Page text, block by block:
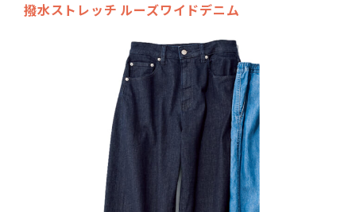
撥水ストレッチ ルーズワイドデニム